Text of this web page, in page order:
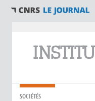
SOCIÉTÉS